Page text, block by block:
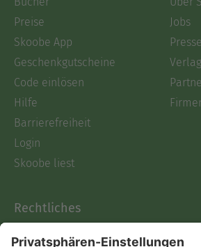
Preise
Skoobe App
Geschenkgutscheine
Code einlösen
Hilfe
Barrierefreiheit
Login
Skoobe liest
Jobs
Presse
Rechtliches